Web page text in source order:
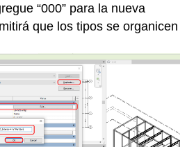
“000” para la nueva
que los tipos se organicen